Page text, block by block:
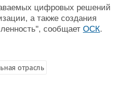
цифровых решений
а также создания
сообщает ОСК.
отрасль